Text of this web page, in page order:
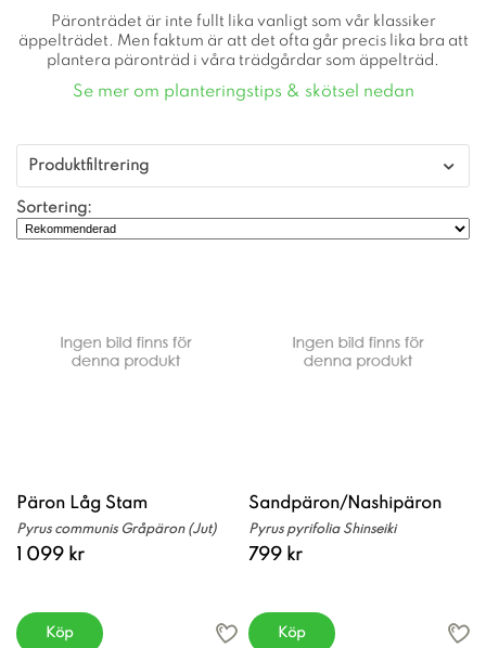
Päronträdet är inte fullt lika vanligt som vår klassiker
äppelträdet. Men faktum är att det ofta går precis lika bra att
plantera päronträd i våra trädgårdar som äppelträd.
Se mer om planteringstips & skötsel nedan
Produktfiltrering
Sortering:
Päron Låg Stam
Pyrus communis Gråpäron (Jut)
1 099 kr
Köp
Sandpäron/Nashipäron
Pyrus pyrifolia Shinseiki
799 kr
Köp